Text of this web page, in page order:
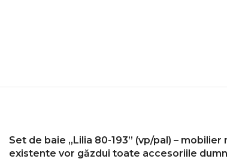
Set de baie „Lilia 80-193” (vp/pal) –
existente vor găzdui toate accesoriile